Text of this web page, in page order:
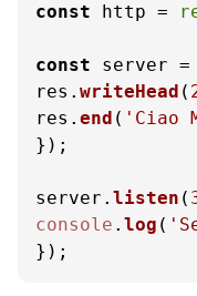
const http =
const server
res. writeHead (
res. end ( 'Ciao
});
server. listen (
console . log (
});